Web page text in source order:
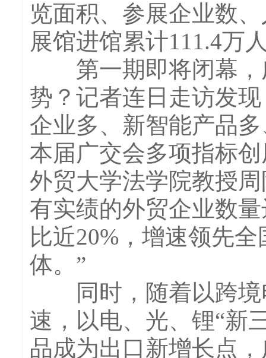
览面积、参展企业数
展馆进馆累计111.4万
第一期即将闭幕，
势？记者连日走访发
企业多、新智能产品
本届广交会多项指标
外贸大学法学院教授
有实绩的外贸企业数
比近20%，增速领先
体。”
同时，随着以跨境
速，以电、光、锂“新
品成为出口新增长点